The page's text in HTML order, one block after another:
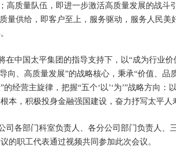
高质量队伍，即进一步激活高质量发展的战
量供给，即客户至上，服务驱动，服务人民
在中国太平集团的指导支持下，以“成为行业价
向、高质量发展”的战略核心，秉承“价值、品
经营主旋律，把握“五个‘以’‘为’”战略方向
本，积极投身金融强国建设，奋力抒写太平人
司各部门科室负责人、各分公司部门负责人、
的职工代表通过视频共同参加此次会议。